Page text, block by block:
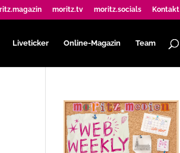
moritz.tv moritz.socials Kontakt
Liveticker Online-Magazin Team